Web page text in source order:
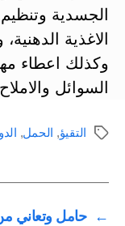
الجسدية وتنظيم
الاغذية
وكذلك اعطاء
السوائل
الوسومالتقيؤ, الحمل,
←
حامل وتعاني من غثيان